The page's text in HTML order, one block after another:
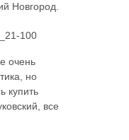
Новгород.
очень
но
купить
все